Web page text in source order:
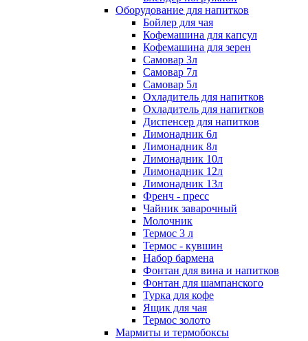
Оборудование для напитков
Бойлер для чая
Кофемашина для капсул
Кофемашина для зерен
Самовар 3л
Самовар 7л
Самовар 5л
Охладитель для напитков
Охладитель для напитков
Диспенсер для напитков
Лимонадник 6л
Лимонадник 8л
Лимонадник 10л
Лимонадник 12л
Лимонадник 13л
Френч - пресс
Чайник заварочный
Молочник
Термос 3 л
Термос - кувшин
Набор бармена
Фонтан для вина и напитков
Фонтан для шампанского
Турка для кофе
Ящик для чая
Термос золото
Мармиты и термобоксы